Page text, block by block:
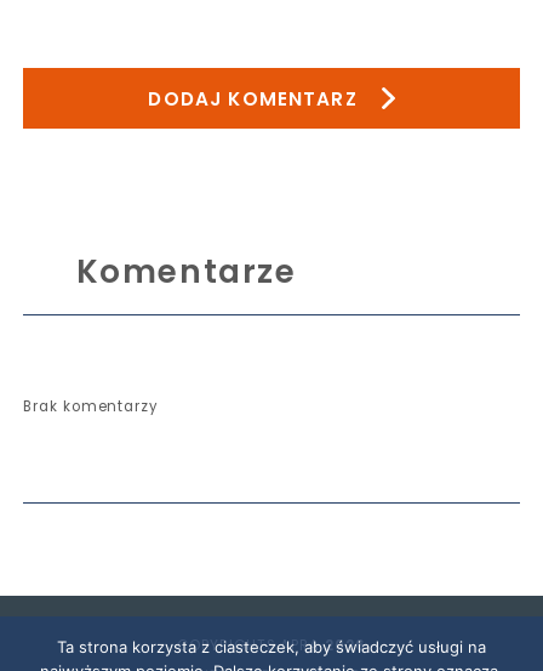
DODAJ KOMENTARZ
Komentarze
Brak komentarzy
COPYRIGHTS APRA2026
Ta strona korzysta z ciasteczek, aby świadczyć usługi na